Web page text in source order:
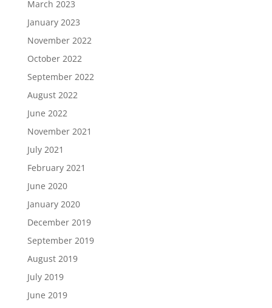
March 2023
January 2023
November 2022
October 2022
September 2022
August 2022
June 2022
November 2021
July 2021
February 2021
June 2020
January 2020
December 2019
September 2019
August 2019
July 2019
June 2019